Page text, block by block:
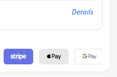
Details